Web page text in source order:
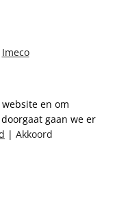
Imeco
en om
gaan we er
| Akkoord